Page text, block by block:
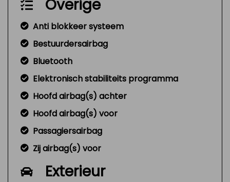
Overige
Anti blokkeer systeem
Bestuurdersairbag
Bluetooth
Elektronisch stabiliteits programma
Hoofd airbag(s) achter
Hoofd airbag(s) voor
Passagiersairbag
Zij airbag(s) voor
Exterieur